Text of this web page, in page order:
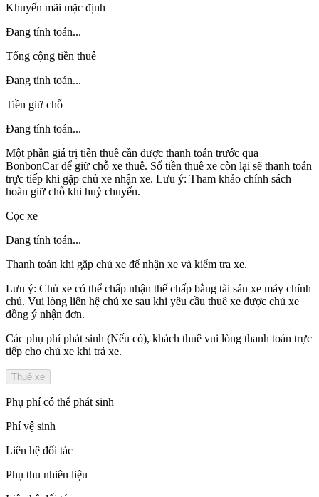
Khuyến mãi mặc định
Đang tính toán...
Tổng cộng tiền thuê
Đang tính toán...
Tiền giữ chỗ
Đang tính toán...
Một phần giá trị tiền thuê cần được thanh toán trước qua
BonbonCar để giữ chỗ xe thuê. Số tiền thuê xe còn lại sẽ thanh toán
trực tiếp khi gặp chủ xe nhận xe. Lưu ý: Tham khảo chính sách
hoàn giữ chỗ khi huỷ chuyến.
Cọc xe
Đang tính toán...
Thanh toán khi gặp chủ xe để nhận xe và kiểm tra xe.
Lưu ý: Chủ xe có thể chấp nhận thế chấp bằng tài sản xe máy chính
chủ. Vui lòng liên hệ chủ xe sau khi yêu cầu thuê xe được chủ xe
đồng ý nhận đơn.
Các phụ phí phát sinh (Nếu có), khách thuê vui lòng thanh toán trực
tiếp cho chủ xe khi trả xe.
Thuê xe
Phụ phí có thể phát sinh
Phí vệ sinh
Liên hệ đối tác
Phụ thu nhiên liệu